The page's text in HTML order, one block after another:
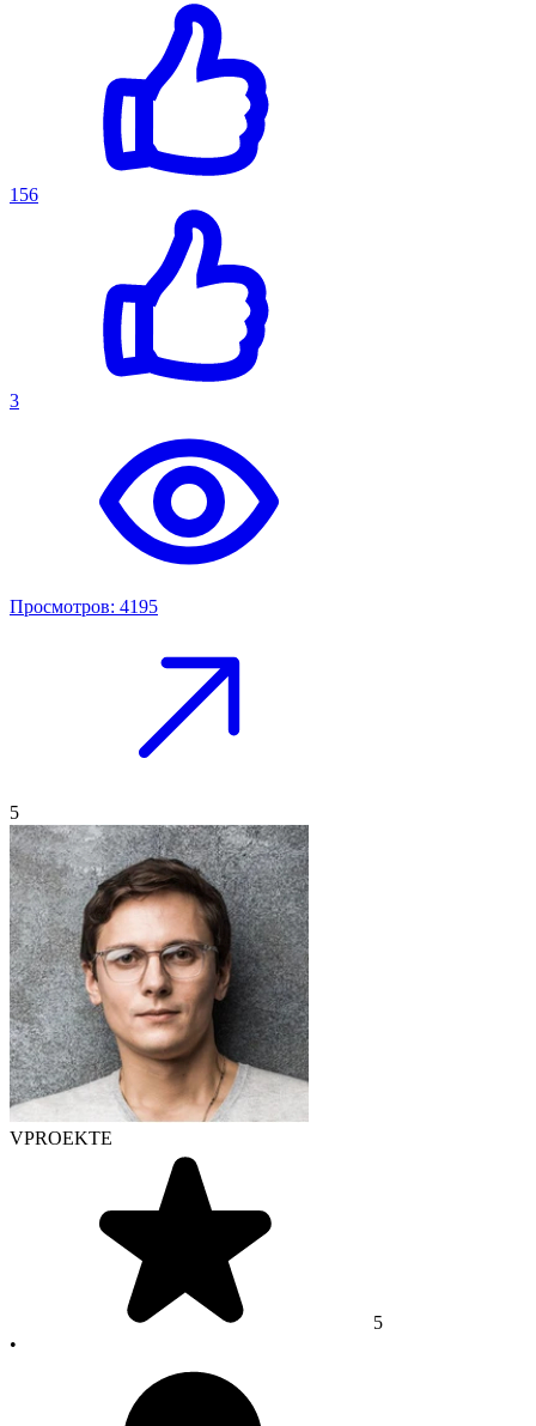
156
3
Просмотров: 4195
5
VPROEKTE
5
•